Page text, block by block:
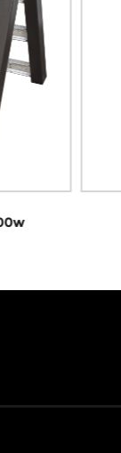
la lumière